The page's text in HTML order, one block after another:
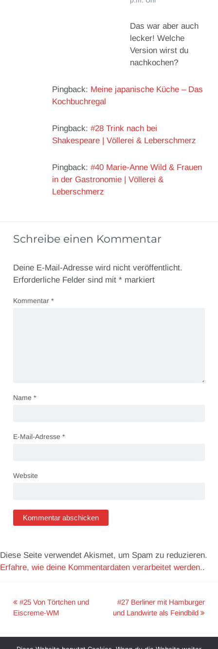
Das war aber auch
lecker! Welche
Version wirst du
nachkochen?
Pingback: Meine japanische Küche – Das
Kochbuchregal
Pingback: #28 Trink nach bei
Shakespeare | Völlerei & Leberschmerz
Pingback: #40 Marie-Anne Wild & Frauen
in der Gastronomie | Völlerei &
Leberschmerz
Schreibe einen Kommentar
Deine E-Mail-Adresse wird nicht veröffentlicht.
Erforderliche Felder sind mit *markiert
Kommentar *
Name *
E-Mail-Adresse *
Website
Diese Seite verwendet Akismet, um Spam zu reduzieren.
Erfahre, wie deine Kommentardaten verarbeitet werden..
Post
navigation
#25 Von Törtchen und
Eiscreme-WM
#27 Berliner mit Hamburger
und Landwirte als Feindbild